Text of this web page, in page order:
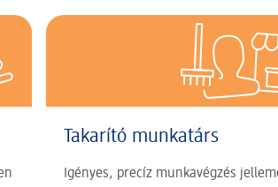
Takarító munkatárs
Igényes, precíz munkavégzés